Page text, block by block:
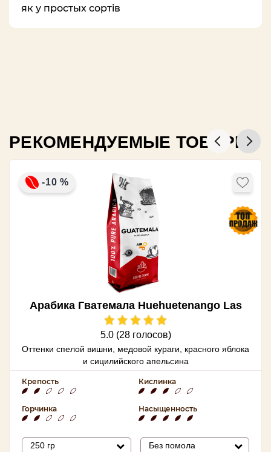
як у простых сортiв
РЕКОМЕНДУЕМЫЕ ТОВАРЫ
-10 %
Арабика Гватемала Huehuetenango Las
Amapolas
5.0 (28 голосов)
Оттенки спелой вишни, медовой кураги, красного яблока
и сицилийского апельсина
Крепость Кислинка
Горчинка Насыщенность
250 гр Без помола